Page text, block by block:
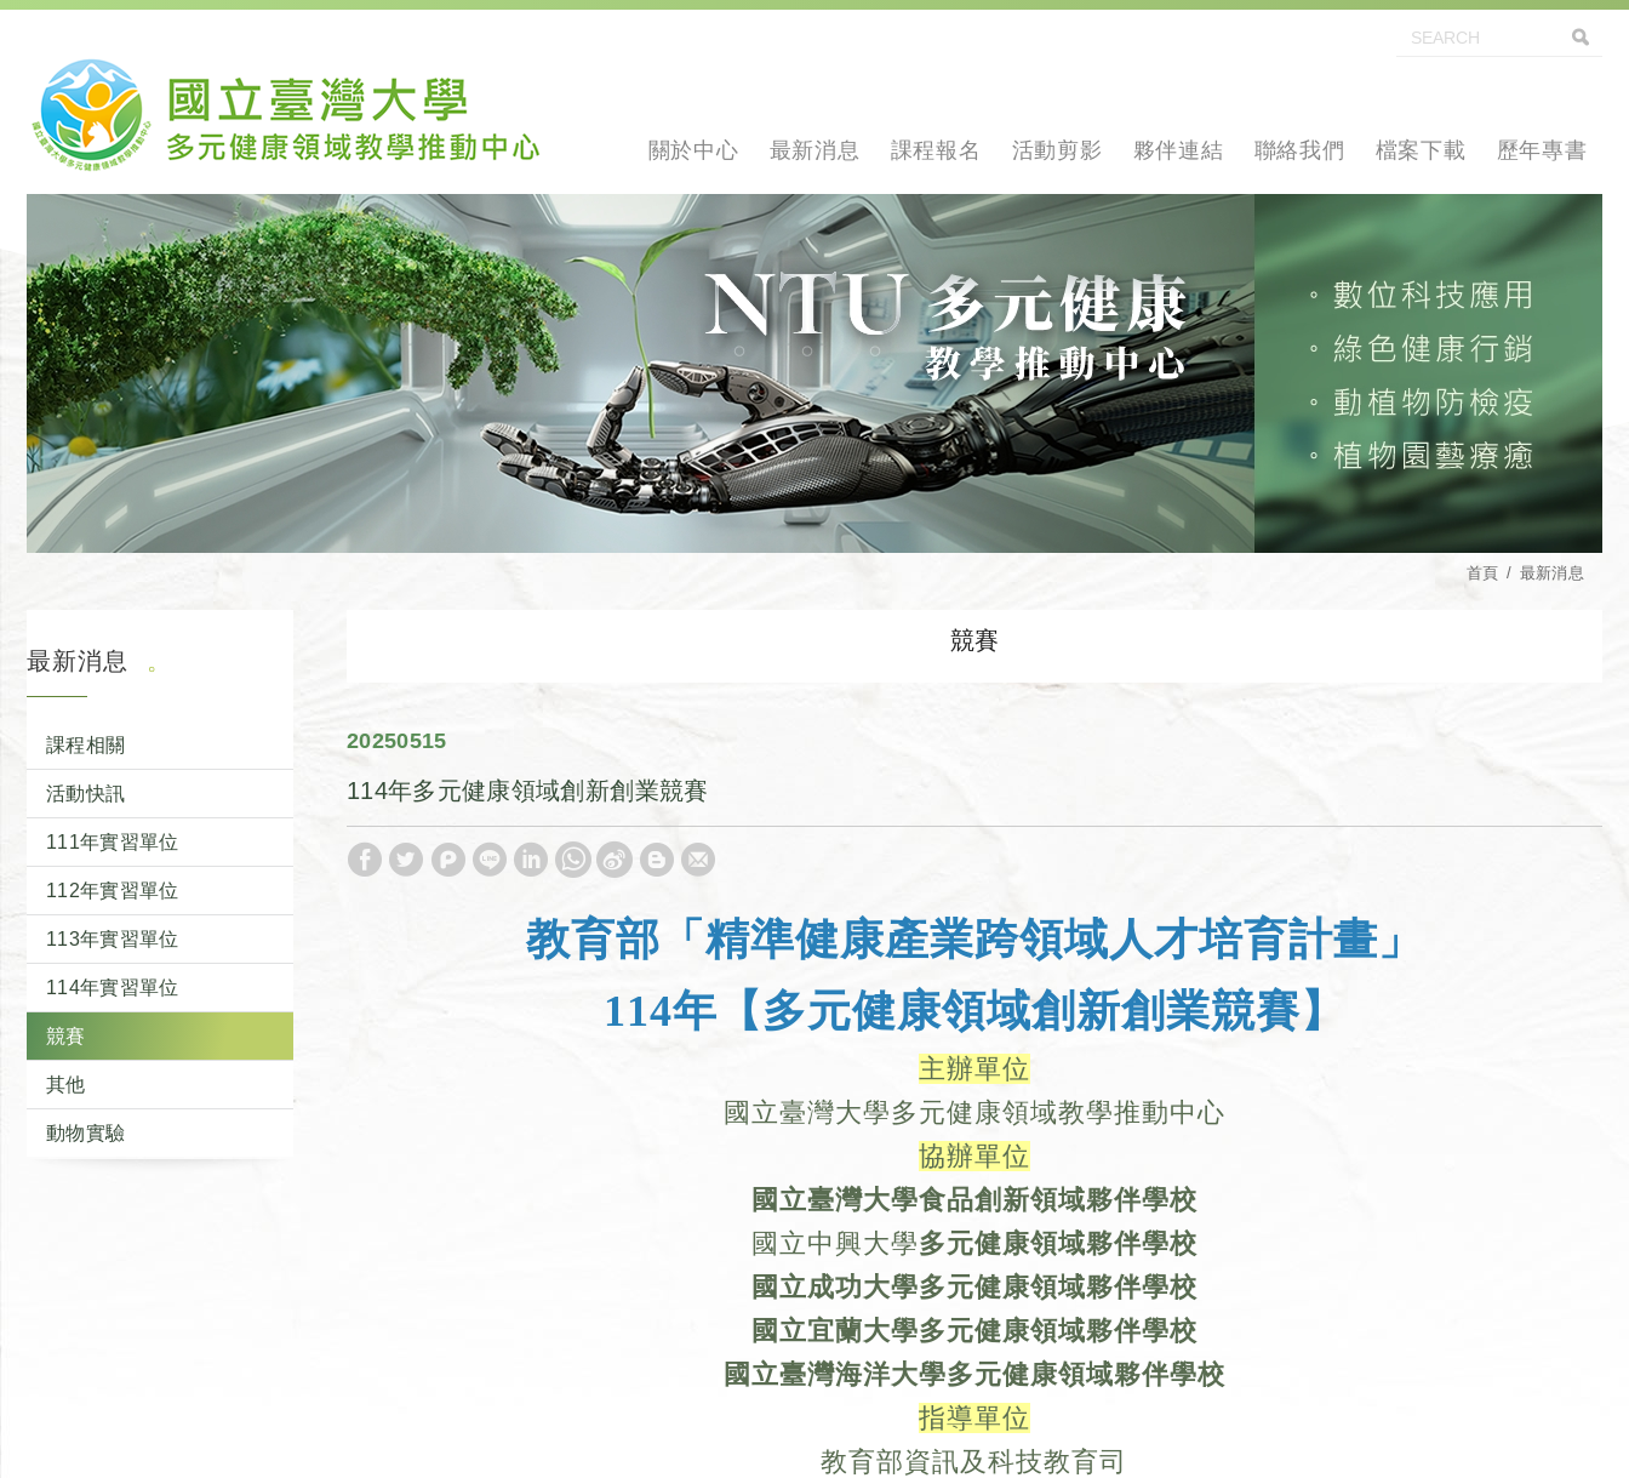
關於中心 最新消息 課程報名 活動剪影 夥伴連結 聯絡我們 檔案下載 歷年專書
首頁 最新消息
最新消息
課程相關
活動快訊
111年實習單位
112年實習單位
113年實習單位
114年實習單位
競賽
其他
動物實驗
競賽
15
05
2025
114年多元健康領域創新創業競賽
教育部「精準健康產業跨領域人才培育計畫」
114年【多元健康領域創新創業競賽】
主辦單位
國立臺灣大學多元健康領域教學推動中心
協辦單位
國立臺灣大學食品創新領域夥伴學校
國立中興大學多元健康領域夥伴學校
國立成功大學多元健康領域夥伴學校
國立宜蘭大學多元健康領域夥伴學校
國立臺灣海洋大學多元健康領域夥伴學校
指導單位
教育部資訊及科技教育司